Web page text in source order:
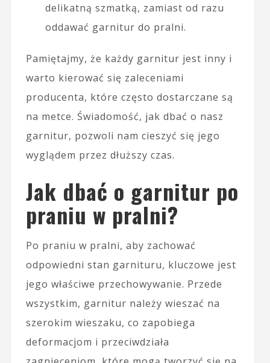
delikatną szmatką, zamiast od razu
oddawać garnitur do pralni.
Pamiętajmy, że każdy garnitur jest inny i
warto kierować się zaleceniami
producenta, które często dostarczane są
na metce. Świadomość, jak dbać o nasz
garnitur, pozwoli nam cieszyć się jego
wyglądem przez dłuższy czas.
Jak dbać o garnitur po
praniu w pralni?
Po praniu w pralni, aby zachować
odpowiedni stan garnituru, kluczowe jest
jego właściwe przechowywanie. Przede
wszystkim, garnitur należy wieszać na
szerokim wieszaku, co zapobiega
deformacjom i przeciwdziała